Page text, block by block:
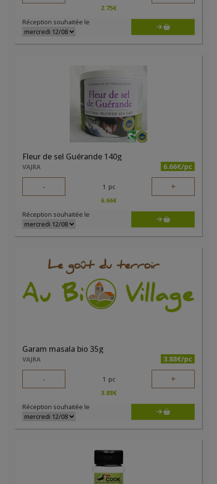
2.75€
Réception souhaitée le
Fleur de sel Guérande 140g
VAJRA 6.66€/pc
- 1 pc +
6.66€
Réception souhaitée le
Garam masala bio 35g
VAJRA 3.88€/pc
- 1 pc +
3.88€
Réception souhaitée le